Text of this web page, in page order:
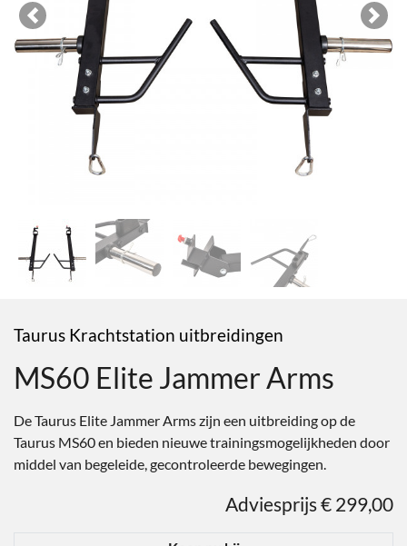
Previous Next
Taurus Krachtstation uitbreidingen
MS60 Elite Jammer Arms
De Taurus Elite Jammer Arms zijn een uitbreiding op de
Taurus MS60 en bieden nieuwe trainingsmogelijkheden door
middel van begeleide, gecontroleerde bewegingen.
Adviesprijs € 299,00